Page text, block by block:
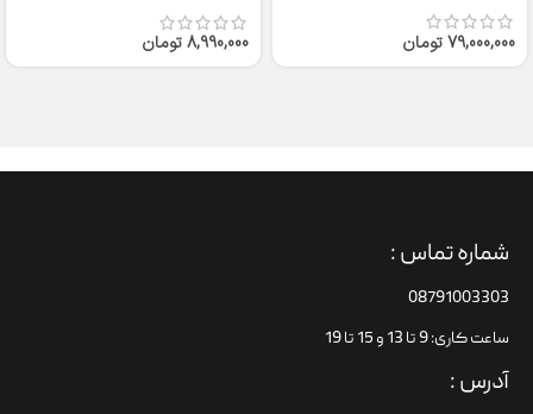
79,000,000تومان
8,990,000تومان
شماره تماس :
08791003303
ساعت کاری: 9 تا 13 و 15 تا 19
آدرس :